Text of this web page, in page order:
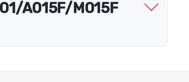
A015F/M015F